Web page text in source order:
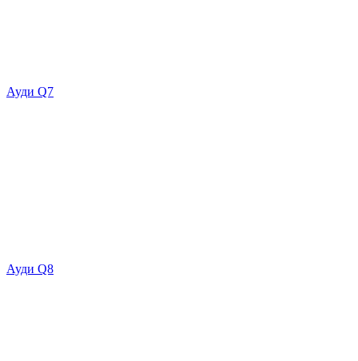
Ауди Q7
Ауди Q8